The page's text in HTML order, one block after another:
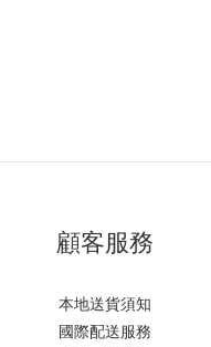
顧客服務
本地送貨須知
國際配送服務